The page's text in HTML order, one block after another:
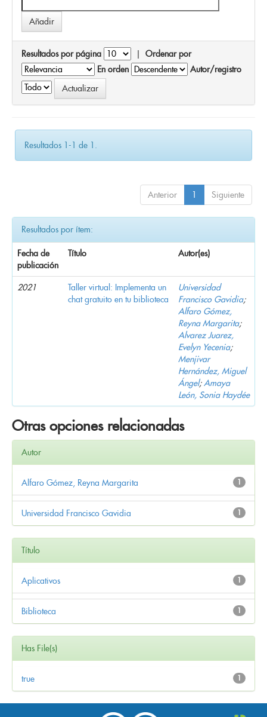
Resultados por página | Ordenar por
En orden
Autor/registro
Resultados 1-1 de 1.
Anterior 1 Siguiente
Resultados por ítem:
Fecha de
publicación
Título Autor(es)
2021
Taller virtual: Implementa un
chat gratuito en tu biblioteca
Universidad
Francisco Gavidia;
Alfaro Gómez,
Reyna Margarita;
Alvarez Juarez,
Evelyn Yecenia;
Menjivar
Hernández, Miguel
Ángel; Amaya
León, Sonia Haydée
Otras opciones relacionadas
Autor
1
Alfaro Gómez, Reyna Margarita
1
Universidad Francisco Gavidia
Título
1
Aplicativos
1
Biblioteca
Has File(s)
1
true